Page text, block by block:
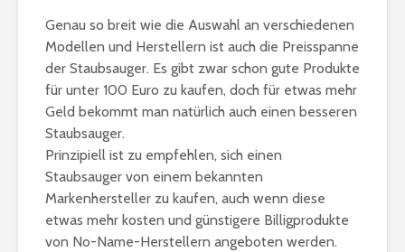
Genau so breit wie die Auswahl an verschiedenen
Modellen und Herstellern ist auch die Preisspanne
der Staubsauger. Es gibt zwar schon gute Produkte
für unter 100 Euro zu kaufen, doch für etwas mehr
Geld bekommt man natürlich auch einen besseren
Staubsauger.
Prinzipiell ist zu empfehlen, sich einen
Staubsauger von einem bekannten
Markenhersteller zu kaufen, auch wenn diese
etwas mehr kosten und günstigere Billigprodukte
von No-Name-Herstellern angeboten werden.